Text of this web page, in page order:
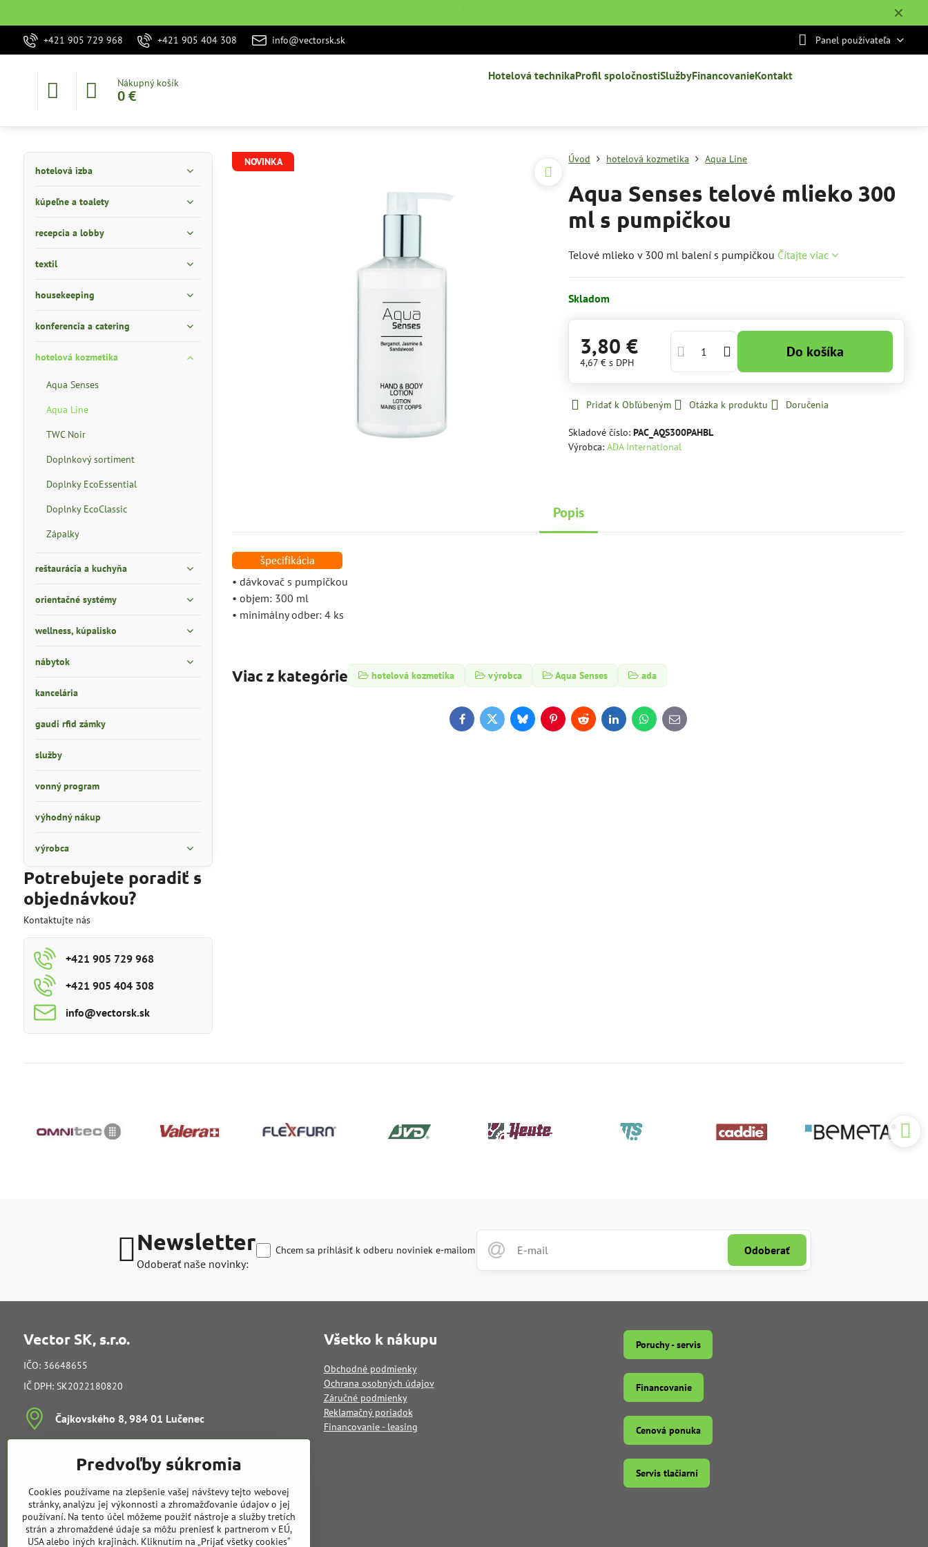
✕
˙
+421 905 729 968 +421 905 404 308 info@vectorsk.sk Panel používateľa
Nákupný košík
0 €
Hotelová technikaProfil spoločnostiSlužbyFinancovanieKontakt
NOVINKA Úvod hotelová kozmetika Aqua Line
Aqua Senses telové mlieko 300
ml s pumpičkou
Telové mlieko v 300 ml balení s pumpičkou Čítajte viac
Skladom
3,80 €
4,67 €s DPH
Do košíka
Pridať k Obľúbeným Otázka k produktu Doručenia
Skladové číslo:PAC_AQS300PAHBL
Výrobca:ADA International
Popis
• dávkovač s pumpičkou
• objem: 300 ml
• minimálny odber: 4 ks
Viac z kategórie hotelová kozmetika výrobca Aqua Senses ada
FacebookTwitterBlueskyPinterestRedditLinkedInWhatsApp
E-
mail
hotelová izba
kúpeľne a toalety
recepcia a lobby
textil
housekeeping
konferencia a catering
hotelová kozmetika
Aqua Senses
Aqua Line
TWC Noir
Doplnkový sortiment
Doplnky EcoEssential
Doplnky EcoClassic
Zápalky
reštaurácia a kuchyňa
orientačné systémy
wellness, kúpalisko
nábytok
kancelária
gaudi rfid zámky
služby
vonný program
výhodný nákup
výrobca
Potrebujete poradiť s
objednávkou?
Kontaktujte nás
+421 905 729 968
+421 905 404 308
info​@vectorsk​.sk
Newsletter
Odoberať naše novinky:
Odoberať
Chcem sa prihlásiť k odberu noviniek e-mailom
Vector SK, s.r.o.
IČO: 36648655
IČ DPH: SK2022180820
Čajkovského 8, 984 01 Lučenec
vedenie spoločnosti
info@vectorsk.sk
Obchodné oddelenie
Tibor Kučera
Všetko k nákupu
Obchodné podmienky
Ochrana osobných údajov
Záručné podmienky
Reklamačný poriadok
Financovanie - leasing
Poruchy - servis
Financovanie
Cenová ponuka
Servis tlačiarní
Predvoľby súkromia
Cookies používame na zlepšenie vašej návštevy tejto webovej
stránky, analýzu jej výkonnosti a zhromažďovanie údajov o jej
používaní. Na tento účel môžeme použiť nástroje a služby tretích
strán a zhromaždené údaje sa môžu preniesť k partnerom v EÚ,
USA alebo iných krajinách. Kliknutím na „Prijať všetky cookies“